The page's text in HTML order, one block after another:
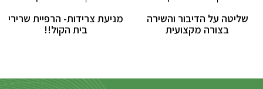
שליטה על הדיבור והשירה
בצורה מקצועית
מניעת צרידות- הרפיית שרירי
בית הקול!!